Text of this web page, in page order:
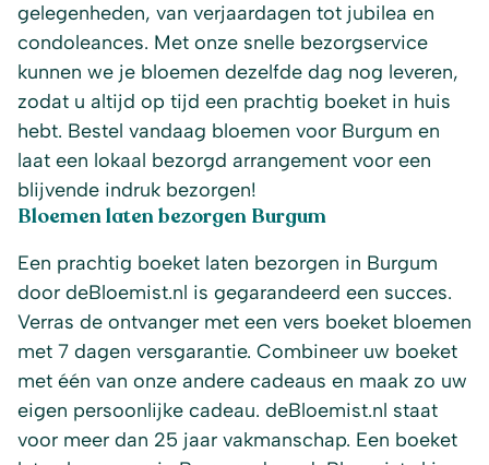
gelegenheden, van verjaardagen tot jubilea en
condoleances. Met onze snelle bezorgservice
kunnen we je bloemen dezelfde dag nog leveren,
zodat u altijd op tijd een prachtig boeket in huis
hebt. Bestel vandaag bloemen voor Burgum en
laat een lokaal bezorgd arrangement voor een
blijvende indruk bezorgen!
Bloemen laten bezorgen Burgum
Een prachtig boeket laten bezorgen in Burgum
door deBloemist.nl is gegarandeerd een succes.
Verras de ontvanger met een vers boeket bloemen
met 7 dagen versgarantie. Combineer uw boeket
met één van onze andere cadeaus en maak zo uw
eigen persoonlijke cadeau. deBloemist.nl staat
voor meer dan 25 jaar vakmanschap. Een boeket